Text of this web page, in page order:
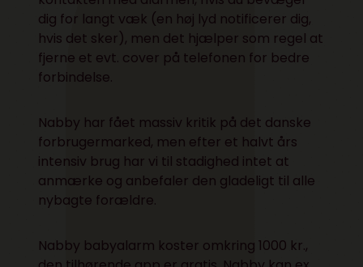
dig for langt væk (en høj lyd notificerer dig,
hvis det sker), men det hjælper som regel at
fjerne et evt. cover på telefonen for bedre
forbindelse.
Nabby har fået massiv kritik på det danske
forbrugermarked, men efter et halvt års
intensiv brug har vi til stadighed intet at
anmærke og anbefaler den gladeligt til alle
nybagte forældre.
Nabby babyalarm koster omkring 1000 kr.,